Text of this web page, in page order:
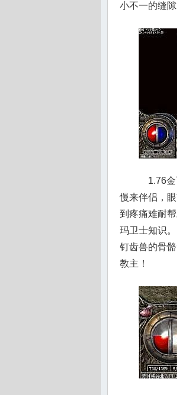
小不一的缝
1.76金
慢来伴侣，
到疼痛难耐
玛卫士知识
钉齿兽的骨
教主！